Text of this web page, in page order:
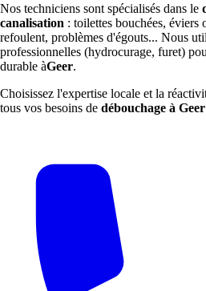
Nos techniciens sont spécialisés dans le
canalisation : toilettes bouchées, éviers
refoulent, problèmes d'égouts... Nous
professionnelles (hydrocurage, furet)
durable àGeer.
Choisissez l'expertise locale et la
tous vos besoins de débouchage à